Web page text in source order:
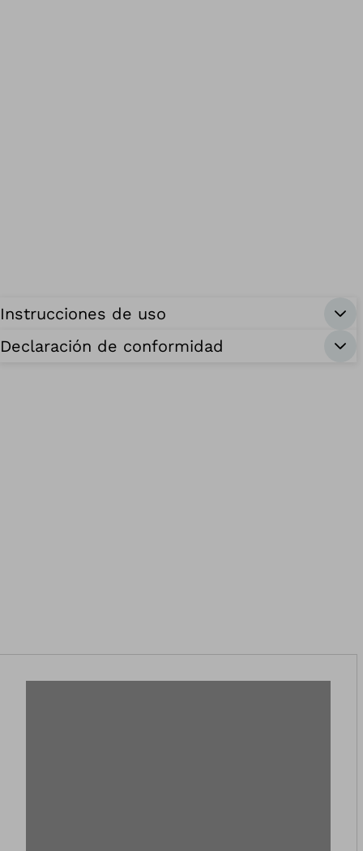
Instrucciones de uso
Declaración de conformidad